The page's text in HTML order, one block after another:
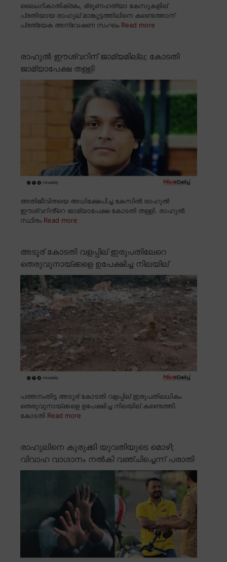
ലൈംഗികാതിക്രമം, ഭ്രൂണഹത്യാ കേസുകളില്
പ്രതിയായ രാഹുല് മാങ്കൂട്ടത്തിലിനെ കണ്ടെത്താന്
പ്രത്യേക അന്വേഷണ സംഘം Read more
രാഹുൽ ഈശ്വറിന് ജാമ്യമില്ല; കോടതി
ജാമ്യാപേക്ഷ തള്ളി
അതിജീവിതയെ അധിക്ഷേപിച്ച കേസിൽ രാഹുൽ
ഈശ്വറിൻ്റെ ജാമ്യാപേക്ഷ കോടതി തള്ളി. രാഹുൽ
സ്ഥിരം Read more
അടൂര് കോടതി വളപ്പില് ഇരുപതിലേറെ
തെരുവുനായ്ക്കളെ ഉപേക്ഷിച്ച നിലയില്
പത്തനംതിട്ട അടൂര് കോടതി വളപ്പില് ഇരുപതിലധികം
തെരുവുനായ്ക്കളെ ഉപേക്ഷിച്ച നിലയില് കണ്ടെത്തി.
കോടതി Read more
രാഹുലിനെ കുരുക്കി യുവതിയുടെ മൊഴി;
വിവാഹ വാഗ്ദാനം നൽകി വഞ്ചിച്ചെന്ന് പരാതി